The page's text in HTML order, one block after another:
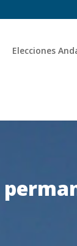
Elecciones